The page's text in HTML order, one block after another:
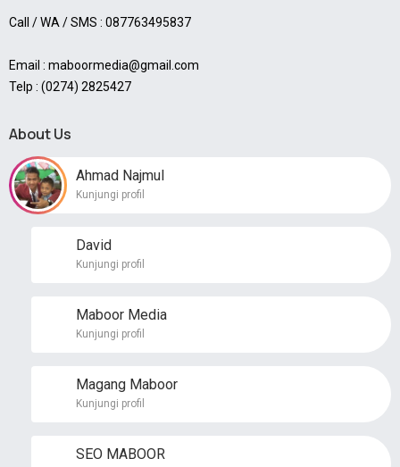
Call / WA / SMS : 087763495837
Email : maboormedia@gmail.com
Telp : (0274) 2825427
About Us
Ahmad Najmul
Kunjungi profil
David
Kunjungi profil
Maboor Media
Kunjungi profil
Magang Maboor
Kunjungi profil
SEO MABOOR